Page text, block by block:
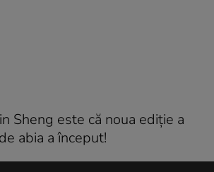
Sheng este că noua ediție a
abia a început!